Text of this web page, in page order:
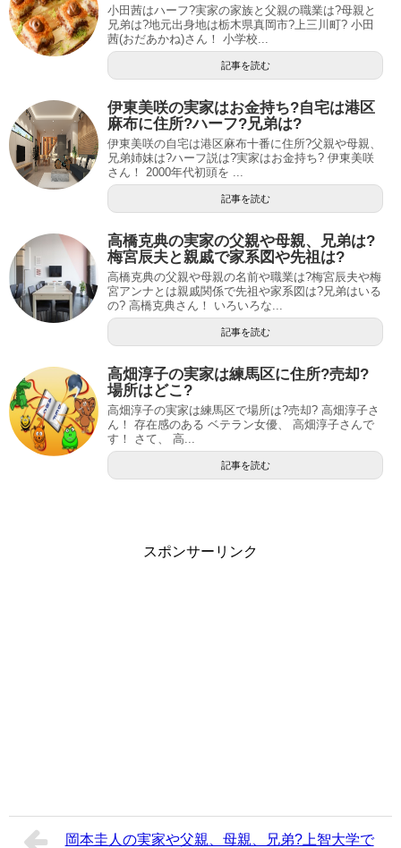
小田茜はハーフ?実家の家族と父親の職業は?母親と
兄弟は?地元出身地は栃木県真岡市?上三川町? 小田
茜(おだあかね)さん！ 小学校...
記事を読む
伊東美咲の実家はお金持ち?自宅は港区
麻布に住所?ハーフ?兄弟は?
伊東美咲の自宅は港区麻布十番に住所?父親や母親、
兄弟姉妹は?ハーフ説は?実家はお金持ち? 伊東美咲
さん！ 2000年代初頭を ...
記事を読む
高橋克典の実家の父親や母親、兄弟は?
梅宮辰夫と親戚で家系図や先祖は?
高橋克典の父親や母親の名前や職業は?梅宮辰夫や梅
宮アンナとは親戚関係で先祖や家系図は?兄弟はいる
の? 高橋克典さん！ いろいろな...
記事を読む
高畑淳子の実家は練馬区に住所?売却?
場所はどこ?
高畑淳子の実家は練馬区で場所は?売却? 高畑淳子さ
ん！ 存在感のある ベテラン女優、 高畑淳子さんで
す！ さて、 高...
記事を読む
スポンサーリンク
岡本圭人の実家や父親、母親、兄弟?上智大学で